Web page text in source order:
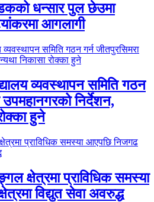
धन्सार पुल छेउमा
आगलागी
व्यवस्थापन समिति गठन
उपमहानगरको निर्देशन,
हुने
क्षेत्रमा प्राविधिक समस्या
विद्युत सेवा अवरुद्ध